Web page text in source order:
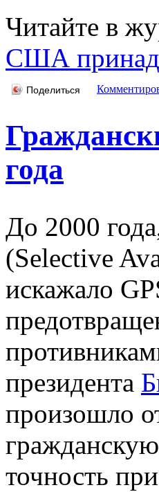
Читайте в
США
Поделиться
года
До 2000
(Selective
искажало
президента
произошло
точность